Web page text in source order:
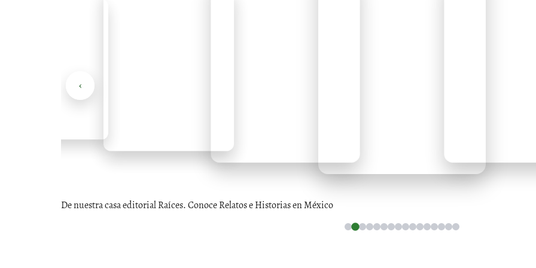
De nuestra casa editorial Raíces. Conoce Relatos e Historias en México
‹